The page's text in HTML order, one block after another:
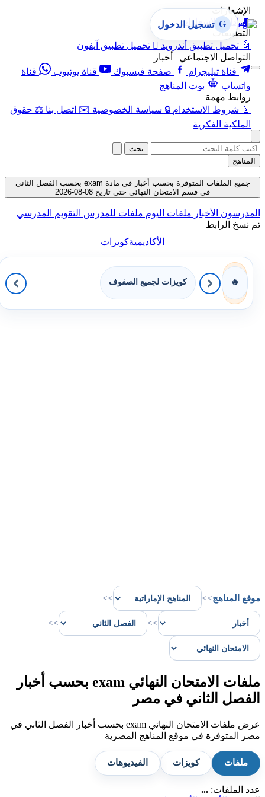
الإشعارات
🔔 إدارة الإشعارات
التطبيقات
🤖 تحميل تطبيق أندرويد  تحميل تطبيق آيفون
التواصل الاجتماعي | أخبار
قناة تيليجرام
صفحة فيسبوك قناة يوتيوب
قناة
واتساب
بوت المناهج
روابط مهمة
📄 شروط الاستخدام 🔒 سياسة الخصوصية ✉️ اتصل بنا ⚖️ حقوق
الملكية الفكرية
G تسجيل الدخول
بحث
المناهج
جميع الملفات المتوفرة بحسب أخبار في مادة exam بحسب الفصل الثاني
في قسم الامتحان النهائي حتى تاريخ 08-08-2026
المدرسون الأخبار ملفات اليوم ملفات للمدرس التقويم المدرسي
تم نسخ الرابط
الأكاديميةكويزات
🔥 كويزات لجميع الصفوف
موقع المناهج>>
>>
>>
>>
ملفات الامتحان النهائي exam بحسب أخبار
الفصل الثاني في مصر
عرض ملفات الامتحان النهائي exam بحسب أخبار الفصل الثاني في
مصر المتوفرة في موقع المناهج المصرية
ملفات كويزات الفيديوهات
عدد الملفات: ...